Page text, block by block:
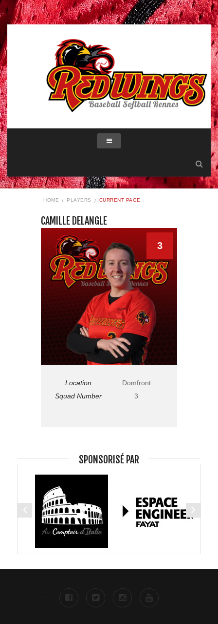
HOME PLAYERS CURRENT PAGE
CAMILLE DELANGLE
3
Location
Domfront
Squad Number
3
SPONSORISÉ PAR